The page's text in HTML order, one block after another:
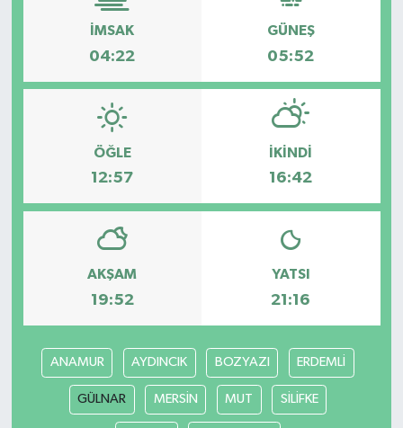
İMSAK
04:22
GÜNEŞ
05:52
ÖĞLE
12:57
İKINDI
16:42
AKŞAM
19:52
YATSI
21:16
ANAMUR AYDINCIK BOZYAZI ERDEMLİ
GÜLNAR MERSİN MUT SİLİFKE